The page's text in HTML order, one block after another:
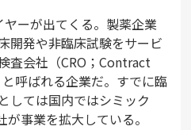
ーが出てくる。製薬企業
開発や非臨床試験をサービ
査会社（CRO；Contract
呼ばれる企業だ。すでに臨
しては国内ではシミック
事業を拡大している。